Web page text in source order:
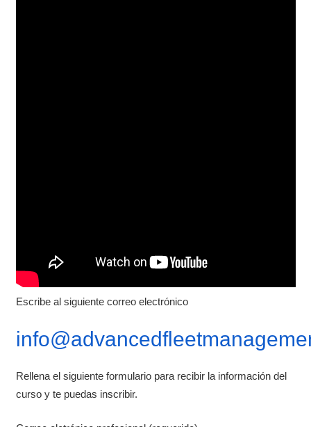
Escribe al siguiente correo electrónico
Rellena el siguiente formulario para recibir la información del
curso y te puedas inscribir.